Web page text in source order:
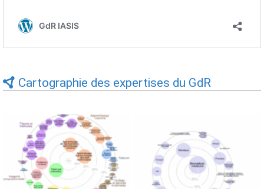
Cartographie des expertises du GdR
Expertises du GdR -
cartographie par Axes -
19/09/2025
Expertises du GdR -
cartographie par mots-clés
applicatifs - 19/09/2025